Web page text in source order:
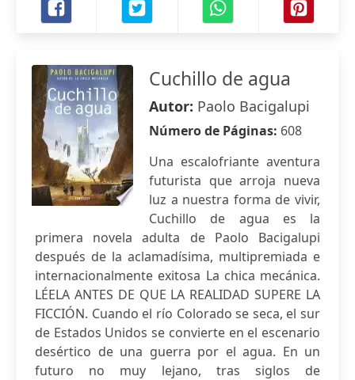
Cuchillo de agua
Autor: Paolo Bacigalupi
Número de Páginas: 608
Una escalofriante aventura
futurista que arroja nueva
luz a nuestra forma de vivir,
Cuchillo de agua es la
primera novela adulta de Paolo Bacigalupi
después de la aclamadísima, multipremiada e
internacionalmente exitosa La chica mecánica.
LÉELA ANTES DE QUE LA REALIDAD SUPERE LA
FICCIÓN. Cuando el río Colorado se seca, el sur
de Estados Unidos se convierte en el escenario
desértico de una guerra por el agua. En un
futuro no muy lejano, tras siglos de